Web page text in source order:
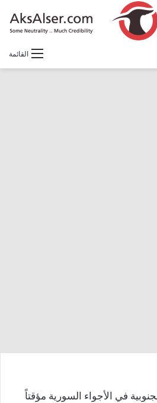
القائمة
في الأجواء السورية مؤقتاً